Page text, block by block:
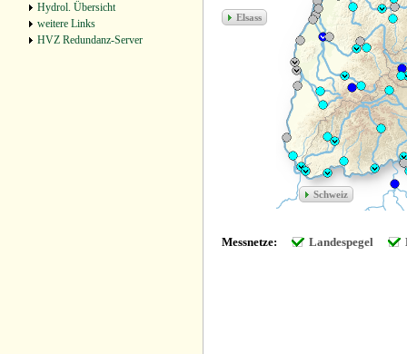
Hydrol. Übersicht
weitere Links
HVZ Redundanz‑Server